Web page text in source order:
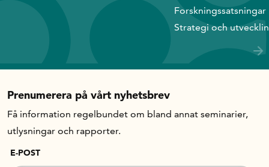
Forskningssatsningar
Strategi och
Prenumerera på vårt nyhetsbrev
Få information regelbundet om bland annat seminarier,
utlysningar och rapporter.
E-POST